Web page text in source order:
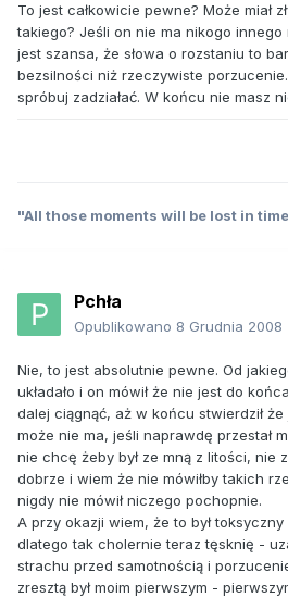
To jest całkowicie pewne? Może miał
takiego? Jeśli on nie ma nikogo
jest szansa, że słowa o rozstaniu to
bezsilności niż rzeczywiste
spróbuj zadziałać. W końcu nie masz
"All those moments will be lost in
Pchła
Opublikowano 8 Grudnia 2008
Nie, to jest absolutnie pewne. Od
układało i on mówił że nie jest do
dalej ciągnąć, aż w końcu stwierdził
może nie ma, jeśli naprawdę przestał
nie chcę żeby był ze mną z litości, nie
dobrze i wiem że nie mówiłby takich
nigdy nie mówił niczego pochopnie.
A przy okazji wiem, że to był
dlatego tak cholernie teraz tęsknię -
strachu przed samotnością i
zresztą był moim pierwszym -